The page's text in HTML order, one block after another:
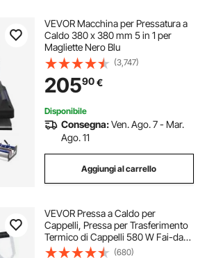
VEVOR Macchina per Pressatura a
Caldo 380 x 380 mm 5 in 1 per
Magliette Nero Blu
(3,747)
20590€
Disponibile
Consegna:Ven. Ago. 7 - Mar.
Ago. 11
Aggiungi al carrello
VEVOR Pressa a Caldo per
Cappelli, Pressa per Trasferimento
Termico di Cappelli 580 W Fai-da-
te Piastra Riscaldante 215 x 100 mm
(680)